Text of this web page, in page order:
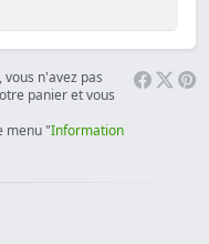
n'avez pas
panier et vous
menu "Information